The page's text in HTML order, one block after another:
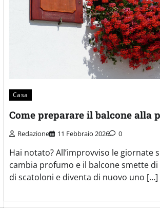
Casa
Come preparare il balcone alla
Redazione 11 Febbraio 2026 0
Hai notato? All’improvviso le giornate
cambia profumo e il balcone smette
di scatoloni e diventa di nuovo uno […]